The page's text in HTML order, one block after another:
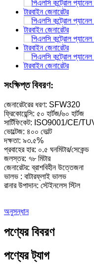
সংক্ষিপ্ত বিবরণ:
জেনারেটরের ধরণ: SFW320
ফ্রিকোয়েন্সি: ৫০ হার্টজ/৬০ হার্টজ
সার্টিফিকেট: ISO9001/CE/
ভোল্টেজ: ৪০০ ভোল্ট
দক্ষতা: ৯৩.৫%
প্রবাহের হার: ০.৫ ঘনমিটার/সেকেন্ড
জলস্তর: ৭৮ মিটার
জেনারেটর: ব্রাশবিহীন উত্তেজনা
ভালভ : বাটারফ্লাই ভালভ
রানার উপাদান: স্টেইনলেস স্টিল
অনুসন্ধান
পণ্যের বিবরণ
পণ্যের ট্যাগ